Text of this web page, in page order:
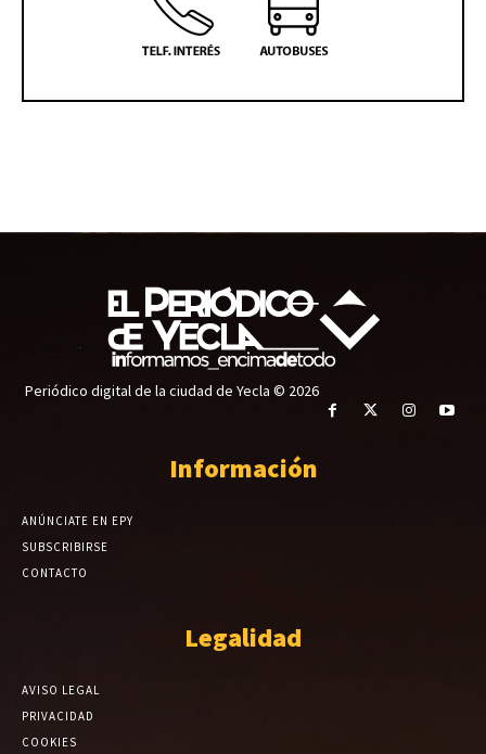
Periódico digital de la ciudad de Yecla © 2026
Información
ANÚNCIATE EN EPY
SUBSCRIBIRSE
CONTACTO
Legalidad
AVISO LEGAL
PRIVACIDAD
COOKIES